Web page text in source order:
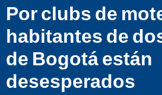
Por clubs de
habitantes de
de Bogotá están
desesperados